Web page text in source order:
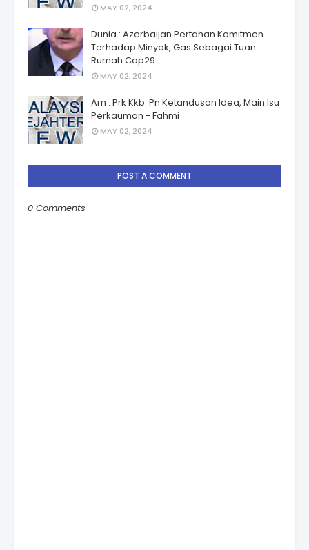
MAY 02, 2024
Dunia : Azerbaijan Pertahan Komitmen
Terhadap Minyak, Gas Sebagai Tuan
Rumah Cop29
MAY 02, 2024
Am : Prk Kkb: Pn Ketandusan Idea, Main Isu
Perkauman - Fahmi
MAY 02, 2024
POST A COMMENT
0 Comments